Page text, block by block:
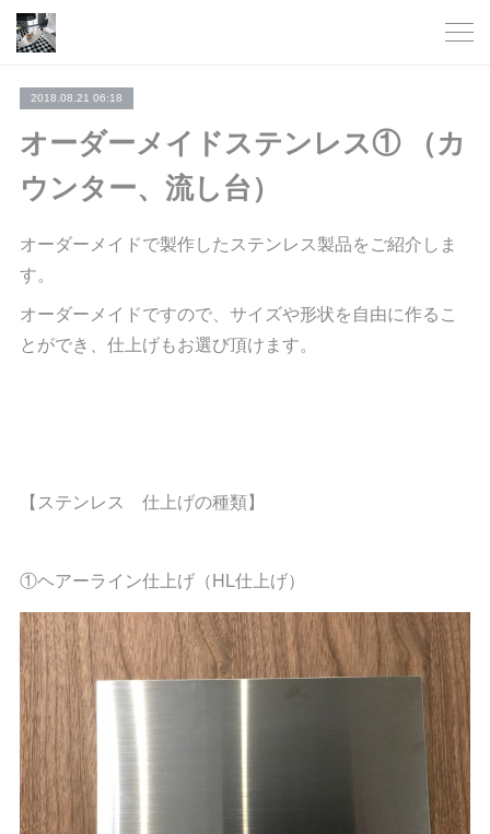
2018.08.21 06:18
オーダーメイドステンレス① （カ
ウンター、流し台）
オーダーメイドで製作したステンレス製品をご紹介しま
す。
オーダーメイドですので、サイズや形状を自由に作るこ
とができ、仕上げもお選び頂けます。
【ステンレス 仕上げの種類】
①ヘアーライン仕上げ（HL仕上げ）